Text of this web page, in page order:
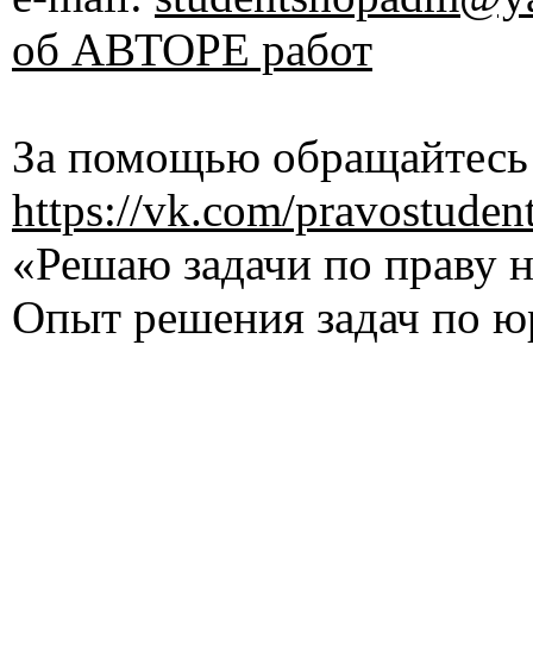
об АВТОРЕ работ
За помощью
https://vk.com/
«Решаю задачи по праву
Опыт решения задач по